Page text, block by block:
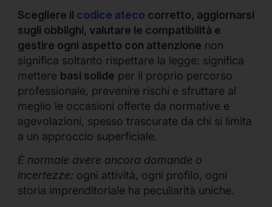
Scegliere il codice ateco corretto, aggiornarsi
sugli obblighi, valutare le compatibilità e
gestire ogni aspetto con attenzione non
significa soltanto rispettare la legge: significa
mettere basi solide per il proprio percorso
professionale, prevenire rischi e sfruttare al
meglio le occasioni offerte da normative e
agevolazioni, spesso trascurate da chi si limita
a un approccio superficiale.
È normale avere ancora domande o
incertezze: ogni attività, ogni profilo, ogni
storia imprenditoriale ha peculiarità uniche.